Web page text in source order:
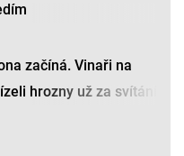
začíná. Vinaři na
hrozny už za svítání